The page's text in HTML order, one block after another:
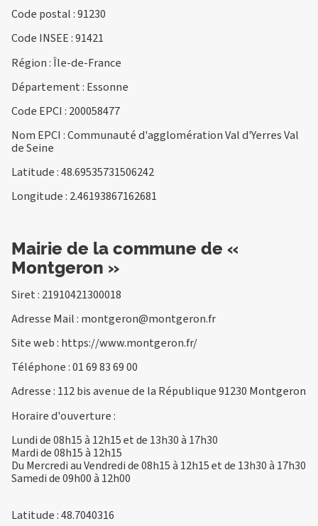
Code postal : 91230
Code INSEE : 91421
Région : Île-de-France
Département : Essonne
Code EPCI : 200058477
Nom EPCI : Communauté d'agglomération Val d'Yerres Val
de Seine
Latitude : 48.69535731506242
Longitude : 2.46193867162681
Mairie de la commune de «
Montgeron »
Siret : 21910421300018
Adresse Mail : montgeron@montgeron.fr
Site web : https://www.montgeron.fr/
Téléphone :01 69 83 69 00
Adresse : 112 bis avenue de la République 91230 Montgeron
Horaire d'ouverture :
Lundi de 08h15 à 12h15 et de 13h30 à 17h30
Mardi de 08h15 à 12h15
Du Mercredi au Vendredi de 08h15 à 12h15 et de 13h30 à 17h30
Samedi de 09h00 à 12h00
Latitude : 48.7040316